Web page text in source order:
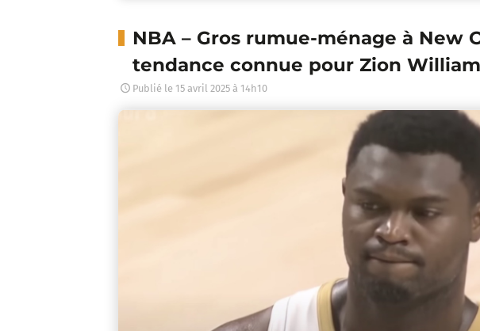
NBA – Gros rumue-ménage à New
tendance connue pour Zion
Publié le 15 avril 2025 à 14h10